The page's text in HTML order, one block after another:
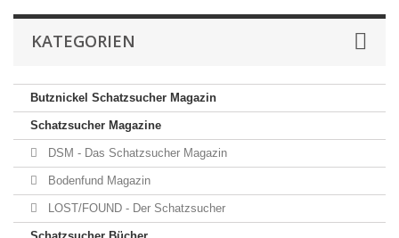
KATEGORIEN
Butznickel Schatzsucher Magazin
Schatzsucher Magazine
DSM - Das Schatzsucher Magazin
Bodenfund Magazin
LOST/FOUND - Der Schatzsucher